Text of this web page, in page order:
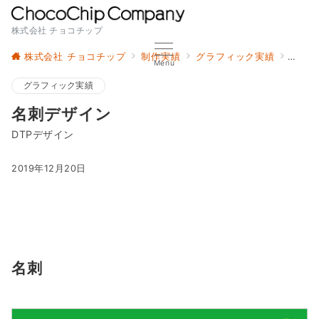
株式会社 チョコチップ
Menu
株式会社 チョコチップ 制作実績 グラフィック実績 名刺
グラフィック実績
名刺デザイン
DTPデザイン
2019年12月20日
名刺